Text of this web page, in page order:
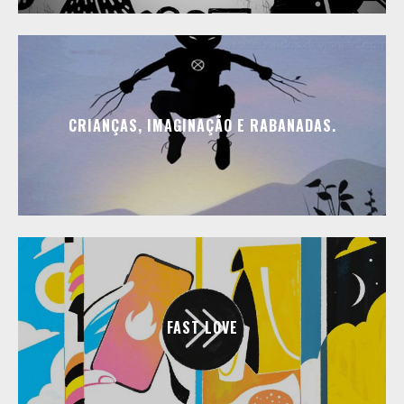
CRIANÇAS, IMAGINAÇÃO E RABANADAS.
FAST LOVE